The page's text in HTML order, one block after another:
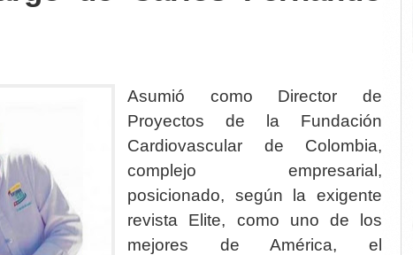
Asumió como Director de
Proyectos de la Fundación
Cardiovascular de Colombia,
complejo empresarial,
posicionado, según la exigente
revista Elite, como uno de los
mejores de América, el